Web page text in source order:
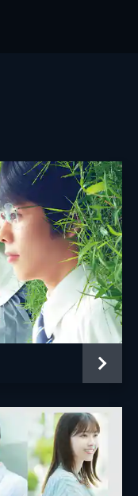
吉澤健
清水美砂
吉田栄作
西川達郎
鈴木史子
西川達郎
義井優
竹田太郎
藤原信幸
池戸武志